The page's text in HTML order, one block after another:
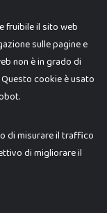
o utilizzo non
da quanto esposto in
fruibile il sito web
sulle pagine e
non è in grado di
cookie è usato
di misurare il traffico
di migliorare il